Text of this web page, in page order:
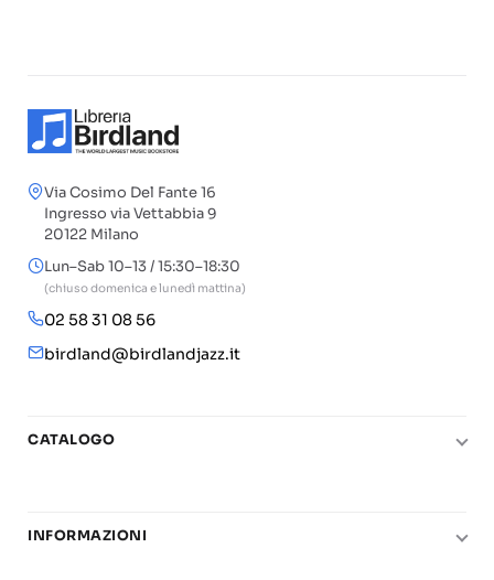
Via Cosimo Del Fante 16
Ingresso via Vettabbia 9
20122 Milano
Lun–Sab 10–13 / 15:30–18:30
(chiuso domenica e lunedì mattina)
02 58 31 08 56
birdland@birdlandjazz.it
CATALOGO
Chitarra
INFORMAZIONI